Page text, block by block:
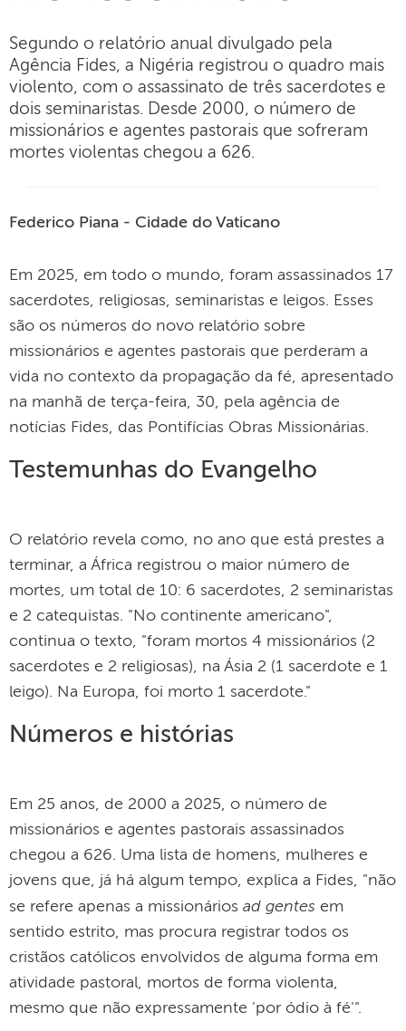
Segundo o relatório anual divulgado pela
Agência Fides, a Nigéria registrou o quadro mais
violento, com o assassinato de três sacerdotes e
dois seminaristas. Desde 2000, o número de
missionários e agentes pastorais que sofreram
mortes violentas chegou a 626.
Federico Piana - Cidade do Vaticano
Em 2025, em todo o mundo, foram assassinados 17
sacerdotes, religiosas, seminaristas e leigos. Esses
são os números do novo relatório sobre
missionários e agentes pastorais que perderam a
vida no contexto da propagação da fé, apresentado
na manhã de terça-feira, 30, pela agência de
notícias Fides, das Pontifícias Obras Missionárias.
Testemunhas do Evangelho
O relatório revela como, no ano que está prestes a
terminar, a África registrou o maior número de
mortes, um total de 10: 6 sacerdotes, 2 seminaristas
e 2 catequistas. "No continente americano",
continua o texto, "foram mortos 4 missionários (2
sacerdotes e 2 religiosas), na Ásia 2 (1 sacerdote e 1
leigo). Na Europa, foi morto 1 sacerdote."
Números e histórias
Em 25 anos, de 2000 a 2025, o número de
missionários e agentes pastorais assassinados
chegou a 626. Uma lista de homens, mulheres e
jovens que, já há algum tempo, explica a Fides, "não
se refere apenas a missionários ad gentes em
sentido estrito, mas procura registrar todos os
cristãos católicos envolvidos de alguma forma em
atividade pastoral, mortos de forma violenta,
mesmo que não expressamente 'por ódio à fé'".